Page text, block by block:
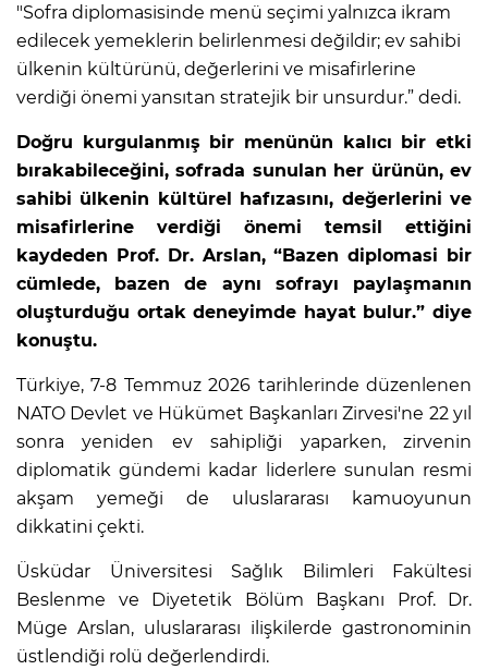
"Sofra diplomasisinde menü seçimi yalnızca ikram
edilecek yemeklerin belirlenmesi değildir; ev sahibi
ülkenin kültürünü, değerlerini ve misafirlerine
verdiği önemi yansıtan stratejik bir unsurdur.” dedi.
Doğru kurgulanmış bir menünün kalıcı bir etki
bırakabileceğini, sofrada sunulan her ürünün, ev
sahibi ülkenin kültürel hafızasını, değerlerini ve
misafirlerine verdiği önemi temsil ettiğini
kaydeden Prof. Dr. Arslan, “Bazen diplomasi bir
cümlede, bazen de aynı sofrayı paylaşmanın
oluşturduğu ortak deneyimde hayat bulur.” diye
konuştu.
Türkiye, 7-8 Temmuz 2026 tarihlerinde düzenlenen
NATO Devlet ve Hükümet Başkanları Zirvesi'ne 22 yıl
sonra yeniden ev sahipliği yaparken, zirvenin
diplomatik gündemi kadar liderlere sunulan resmi
akşam yemeği de uluslararası kamuoyunun
dikkatini çekti.
Üsküdar Üniversitesi Sağlık Bilimleri Fakültesi
Beslenme ve Diyetetik Bölüm Başkanı Prof. Dr.
Müge Arslan, uluslararası ilişkilerde gastronominin
üstlendiği rolü değerlendirdi.